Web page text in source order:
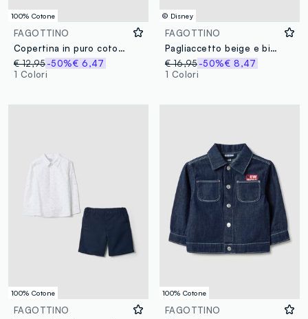
100% Cotone
FAGOTTINO
Copertina in puro cotone bianca da neonato con cuore rosso
€ 12,95-50%€ 6,47
1 Colori
© Disney
FAGOTTINO
Pagliaccetto beige e bianco in misto cotone e lino con ricamo Winnie The Pooh per neonati
€ 16,95 -50%€ 8,47
1 Colori
100% Cotone
FAGOTTINO
100% Cotone
FAGOTTINO